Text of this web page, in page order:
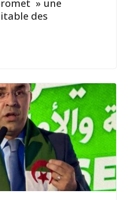
» une
des